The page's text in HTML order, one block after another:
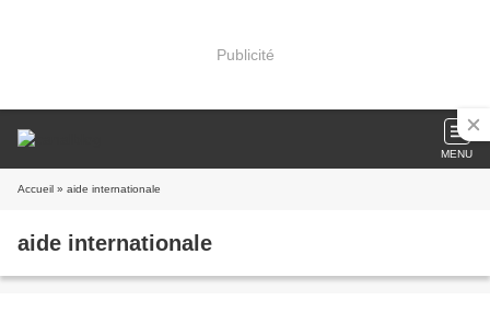
Publicité
MENU
Accueil » aide internationale
aide internationale